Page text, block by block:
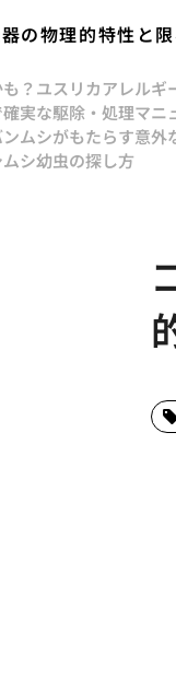
の物理的特性と
？ユスリカアレルギ
実な駆除・処理マニ
ムシがもたらす意外
シ幼虫の探し方